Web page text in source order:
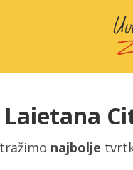
Laietana
najbolje